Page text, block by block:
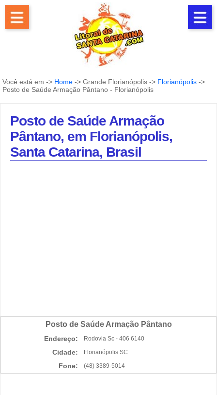
Você está em -> Home -> Grande Florianópolis -> Florianópolis ->
Posto de Saúde Armação Pântano - Florianópolis
Posto de Saúde Armação
Pântano, em Florianópolis,
Santa Catarina, Brasil
Posto de Saúde Armação Pântano
Endereço: Rodovia Sc - 406 6140
Cidade: Florianópolis SC
Fone: (48) 3389-5014